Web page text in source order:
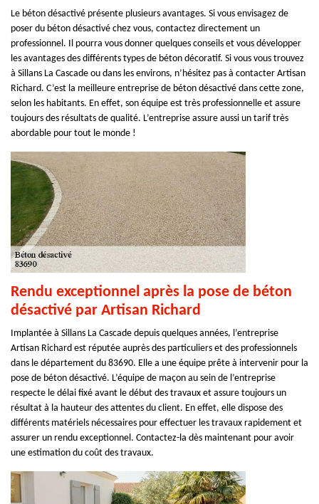
Le béton désactivé présente plusieurs avantages. Si vous envisagez de
poser du béton désactivé chez vous, contactez directement un
professionnel. Il pourra vous donner quelques conseils et vous développer
les avantages des différents types de béton décoratif. Si vous vous trouvez
à Sillans La Cascade ou dans les environs, n’hésitez pas à contacter Artisan
Richard. C’est la meilleure entreprise de béton désactivé dans cette zone,
selon les habitants. En effet, son équipe est très professionnelle et assure
toujours des résultats de qualité. L’entreprise assure aussi un tarif très
abordable pour tout le monde !
Rendu exceptionnel après la pose de béton
désactivé par Artisan Richard
Implantée à Sillans La Cascade depuis quelques années, l’entreprise
Artisan Richard est réputée auprès des particuliers et des professionnels
dans le département du 83690. Elle a une équipe prête à intervenir pour la
pose de béton désactivé. L’équipe de maçon au sein de l’entreprise
respecte le délai fixé avant le début des travaux et assure toujours un
résultat à la hauteur des attentes du client. En effet, elle dispose des
différents matériels nécessaires pour effectuer les travaux rapidement et
assurer un rendu exceptionnel. Contactez-la dès maintenant pour avoir
une estimation du coût des travaux.